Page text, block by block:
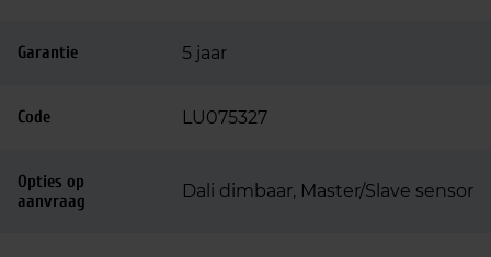
Garantie 5 jaar
Code LU075327
Opties op
aanvraag
Dali dimbaar, Master/Slave sensor